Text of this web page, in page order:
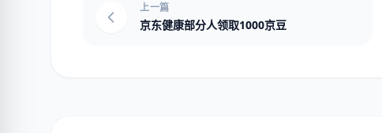
上一篇
京东健康部分人领取1000京豆